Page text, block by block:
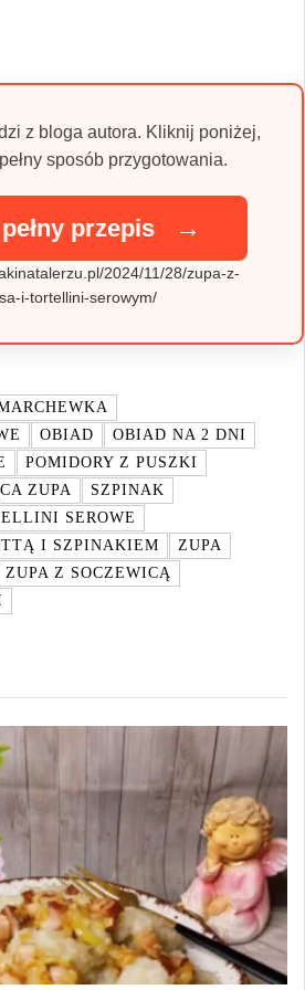
z bloga autora. Kliknij poniżej,
sposób przygotowania.
przepis →
2024/11/28/zupa-z-
i-tortellini-serowym/
OBIAD
OBIAD NA 2 DNI
POMIDORY Z PUSZKI
ZUPA
SZPINAK
SEROWE
I SZPINAKIEM
ZUPA
ZUPA Z SOCZEWICĄ